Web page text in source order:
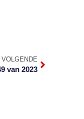
VOLGENDE
van 2023